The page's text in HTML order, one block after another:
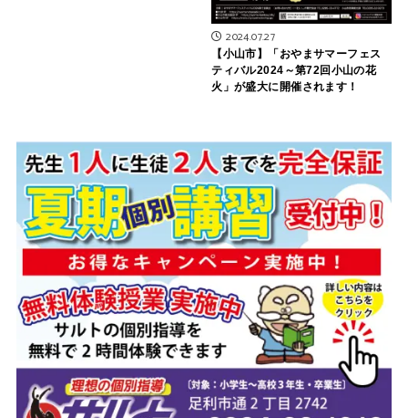
2024.07.27
【小山市】「おやまサマーフェス
ティバル2024～第72回小山の花
火」が盛大に開催されます！